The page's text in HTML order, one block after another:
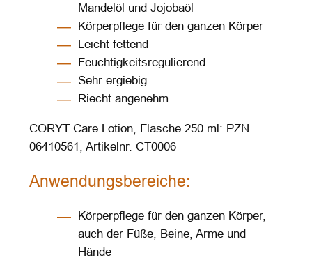
Mandelöl und Jojobaöl
Körperpflege für den ganzen Körper
Leicht fettend
Feuchtigkeitsregulierend
Sehr ergiebig
Riecht angenehm
CORYT Care Lotion, Flasche 250 ml: PZN
06410561, Artikelnr. CT0006
Anwendungsbereiche:
Körperpflege für den ganzen Körper,
auch der Füße, Beine, Arme und
Hände